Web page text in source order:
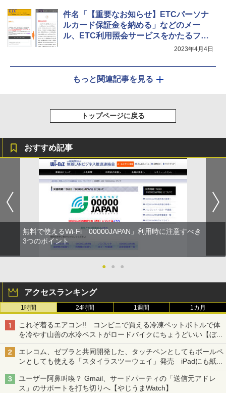
件名「【重要なお知らせ】ETCパーソナ
ルカード保証金を納める」などのメー
ル、ETC利用照会サービスをかたるフィ
2023年4月4日
もっと関連記事を見る
トップページに戻る
おすすめ記事
無料で使えるWi-Fi「00000JAPAN」利用時に注意すべき
3つのポイント
● ● ●
アクセスランキング
1時間 24時間 1週間 1カ月
これぞ着るエアコン!! コンビニで買える冷凍ペットボトルで体
を冷やす山善の水冷ベストがロードバイクにちょうどいい【ぼっ
ち・ざ・ろーど！その14】【空いた時間でなにしてる？】
エレコム、ゼブラと共同開発した、タッチペンとしてもボールペ
ンとしても使える「スタイラスツーウェイ」発売 iPadにも紙に
も、持ち替えずに書き込める
ユーザー阿鼻叫喚？ Gmail、サードパーティの「送信元アドレ
ス」のサポートを打ち切りへ【やじうまWatch】